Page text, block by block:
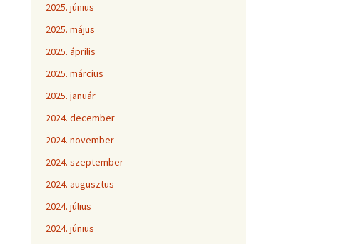
2025. június
2025. május
2025. április
2025. március
2025. január
2024. december
2024. november
2024. szeptember
2024. augusztus
2024. július
2024. június